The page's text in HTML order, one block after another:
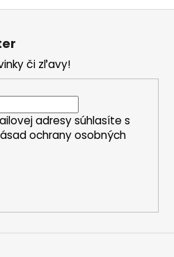
či zľavy!
adresy súhlasíte s
ochrany osobných